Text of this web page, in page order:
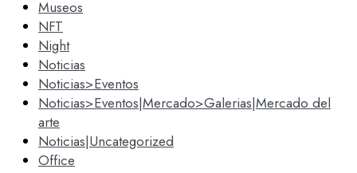
Museos
NFT
Night
Noticias
Noticias>Eventos
Noticias>Eventos|Mercado>Galerias|Mercado del
arte
Noticias|Uncategorized
Office